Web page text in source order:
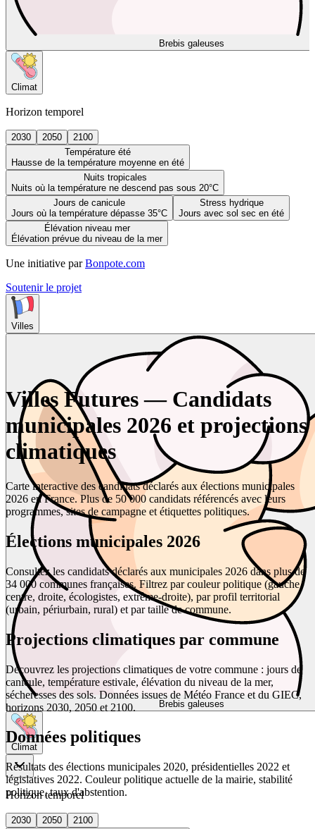
Brebis galeuses
Climat
Horizon temporel
2030 2050
2100
Température été
Hausse de la température moyenne en été
Nuits tropicales
Nuits où la température ne descend pas sous 20°C
Jours de canicule
Jours où la température dépasse 35°C
Stress hydrique
Jours avec sol sec en été
Élévation niveau mer
Élévation prévue du niveau de la mer
Une initiative par Bonpote.com
Soutenir le projet
Villes
Brebis galeuses
Climat
Horizon temporel
2030 2050
2100
Villes Futures — Candidats
municipales 2026 et projections
climatiques
Carte interactive des candidats déclarés aux élections municipales
2026 en France. Plus de 50 000 candidats référencés avec leurs
programmes, sites de campagne et étiquettes politiques.
Élections municipales 2026
Consultez les candidats déclarés aux municipales 2026 dans plus de
34 000 communes françaises. Filtrez par couleur politique (gauche,
centre, droite, écologistes, extrême-droite), par profil territorial
(urbain, périurbain, rural) et par taille de commune.
Projections climatiques par commune
Découvrez les projections climatiques de votre commune : jours de
canicule, température estivale, élévation du niveau de la mer,
sécheresses des sols. Données issues de Météo France et du GIEC,
horizons 2030, 2050 et 2100.
Données politiques
Résultats des élections municipales 2020, présidentielles 2022 et
législatives 2022. Couleur politique actuelle de la mairie, stabilité
politique, taux d'abstention.